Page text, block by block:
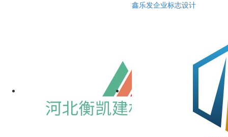
鑫乐发企业标志设计